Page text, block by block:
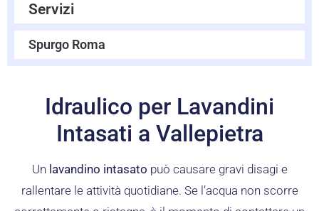
Servizi
Spurgo Roma
Idraulico per Lavandini
Intasati a Vallepietra
Un lavandino intasato può causare gravi disagi e
rallentare le attività quotidiane. Se l’acqua non scorre